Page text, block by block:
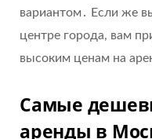
вариантом․ Если же
центре города, вам
высоким ценам на
Самые
аренды в